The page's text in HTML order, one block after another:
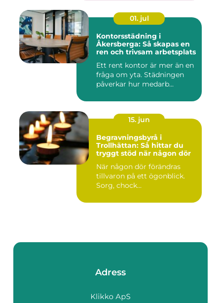
01. jul
Kontorsstädning i
Åkersberga: Så skapas en
ren och trivsam arbetsplats
Ett rent kontor är mer än en
fråga om yta. Städningen
påverkar hur medarb...
15. jun
Begravningsbyrå i
Trollhättan: Så hittar du
tryggt stöd när någon dör
När någon dör förändras
tillvaron på ett ögonblick.
Sorg, chock...
Adress